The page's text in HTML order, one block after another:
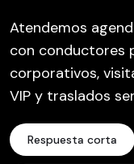
Atendemos
con conductores
corporativos,
VIP y traslados
Respuesta corta